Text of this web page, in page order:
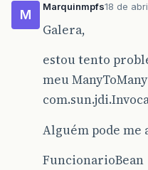
M
Marquinmpfs18 de
Galera,
estou tento
meu
Alguém pode me
FuncionarioBean